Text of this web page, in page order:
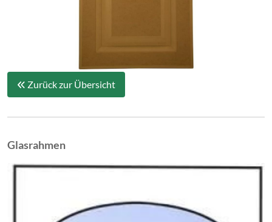
Zurück zur Übersicht
Glasrahmen